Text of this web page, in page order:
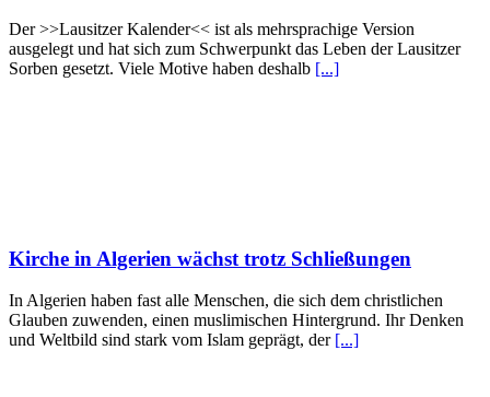
Der >>Lausitzer Kalender<< ist als mehrsprachige Version
ausgelegt und hat sich zum Schwerpunkt das Leben der Lausitzer
Sorben gesetzt. Viele Motive haben deshalb [...]
Kirche in Algerien wächst trotz Schließungen
In Algerien haben fast alle Menschen, die sich dem christlichen
Glauben zuwenden, einen muslimischen Hintergrund. Ihr Denken
und Weltbild sind stark vom Islam geprägt, der [...]